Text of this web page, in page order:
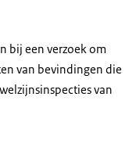
bij een verzoek om
van bevindingen die
van